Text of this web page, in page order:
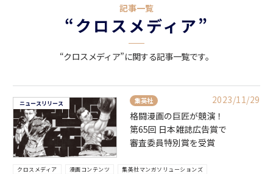
記事一覧
“クロスメディア”
“クロスメディア”に関する記事一覧です。
ニュースリリース 集英社
2023/11/29
格闘漫画の巨匠が競演！
第65回 日本雑誌広告賞で
審査委員特別賞を受賞
クロスメディア 漫画コンテンツ 集英社マンガソリューションズ